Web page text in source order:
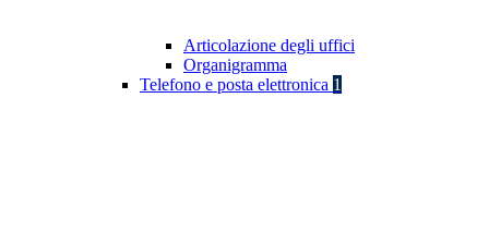
Articolazione degli uffici
Organigramma
Telefono e posta elettronica 1